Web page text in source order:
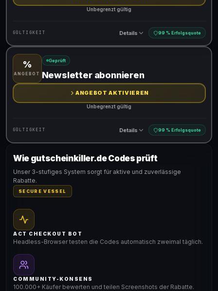
Unbegrenzt gültig
GÜLTIGKEIT Details 99 % Erfolgsquote
Gültig für teilnehmende Produkte
%
ANGEBOT
Geprüft
Newsletter abonnieren
ANGEBOT AKTIVIEREN
Unbegrenzt gültig
GÜLTIGKEIT Details 99 % Erfolgsquote
Gültig für teilnehmende Produkte
Wie gutscheinkiller.de Codes prüft
Unser 3-stufiges System sorgt für aktive und zuverlässige
Rabatte.
SECURE VESSEL
ACT CHECKOUT BOT
Headless-Browser testen die Codes automatisch zweimal täglich.
COMMUNITY-KONSENS
100.000+ Käufer bewerten und teilen Screenshots der Rabatte.